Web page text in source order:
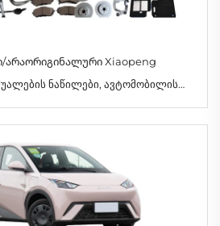
Xiaopeng
ნაწილები, ავტომობილის
G9, სხვა ავტონაწილები